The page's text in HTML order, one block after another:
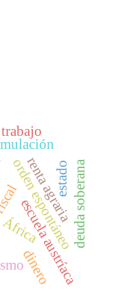
escuela austríaca
orden espontáneo
renta agraria
África deuda soberana
estado
dinero